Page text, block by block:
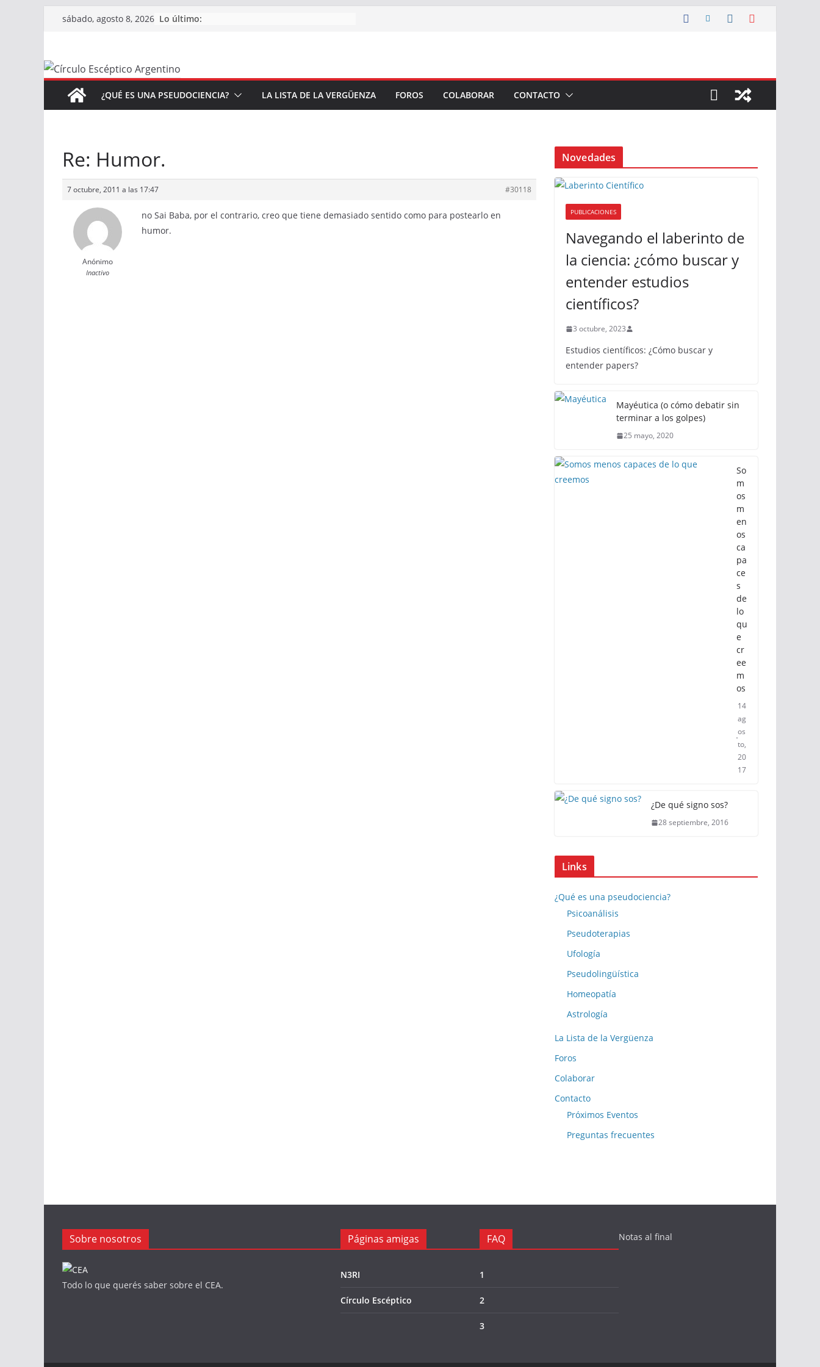
Saltarsábado, agosto 8, 2026 Lo último:
¿QUÉ ES UNA PSEUDOCIENCIA? LA LISTA DE LA VERGÜENZA FOROS COLABORAR CONTACTO
Re: Humor.
7 octubre, 2011 a las 17:47 #30118
Anónimo
Inactivo
no Sai Baba, por el contrario, creo que tiene demasiado sentido como para postearlo en
humor.
Novedades
PUBLICACIONES
Navegando el laberinto de
la ciencia: ¿cómo buscar y
entender estudios
científicos?
3 octubre, 2023
Estudios científicos: ¿Cómo buscar y
entender papers?
Mayéutica (o cómo debatir sin
terminar a los golpes)
25 mayo, 2020
So
m
os
m
en
os
ca
pa
ce
s
de
lo
qu
e
cr
ee
m
os
14
ag
os
to,
20
17
¿De qué signo sos?
28 septiembre, 2016
Links
¿Qué es una pseudociencia?
Psicoanálisis
Pseudoterapias
Ufología
Pseudolingüística
Homeopatía
Astrología
La Lista de la Vergüenza
Foros
Colaborar
Contacto
Próximos Eventos
Preguntas frecuentes
Sobre nosotros
Todo lo que querés saber sobre el CEA.
Páginas amigas
N3RI
Círculo Escéptico
FAQ
1
2
3
Notas al final